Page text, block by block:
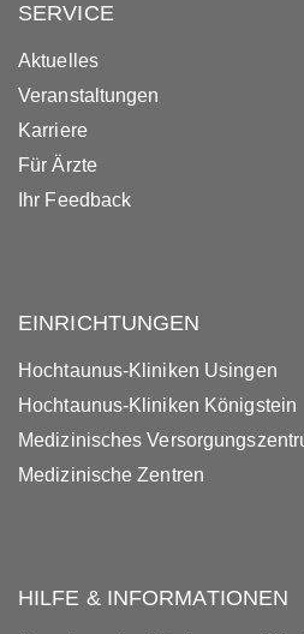
SERVICE
Aktuelles
Veranstaltungen
Karriere
Für Ärzte
Ihr Feedback
EINRICHTUNGEN
Hochtaunus-Kliniken Usingen
Hochtaunus-Kliniken Königstein
Medizinisches
Medizinische Zentren
HILFE & INFORMATIONEN